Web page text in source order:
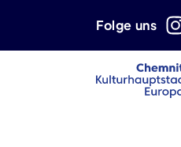
Folge uns